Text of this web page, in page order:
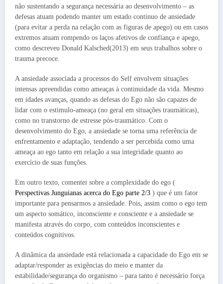
não sustentando a segurança necessária ao desenvolvimento – as
defesas atuam podendo manter um estado continuo de ansiedade
(para evitar a perda na relação com as figuras de apego) ou em casos
extremos atuam rompendo os laços afetivos de confiança e apego,
como descreveu Donald Kalsched(2013) em seus trabalhos sobre o
trauma precoce.
A ansiedade associada a processos do Self envolvem situações
intensas apreendidas como ameaças à continuidade da vida. Mesmo
em idades avanças, quando as defesas do Ego não são capazes de
lidar com o estimulo-ameaça (no geral em situações traumáticas),
como no transtorno de estresse pós-traumático. Com o
desenvolvimento do Ego, a ansiedade se torna uma referência de
enfrentamento e adaptação, tendendo a ser percebida como uma
ameaça ao ego tanto em relação a sua integridade quanto ao
exercício de suas funções.
Em outro texto, comentei sobre a complexidade do ego (
Perspectivas Junguianas acerca do Ego parte 2/3 ) que é um fator
importante para pensarmos a ansiedade. Pois, assim como o ego tem
um aspecto somático, inconsciente e consciente e a ansiedade se
manifesta através do corpo, com conteúdos inconscientes e
conteúdos cognitivos.
A dinâmica da ansiedade está relacionada a capacidade do Ego em se
adaptar/responder as exigências do meio e manter da
estabilidade/segurança do organismo – para tanto é necessário força